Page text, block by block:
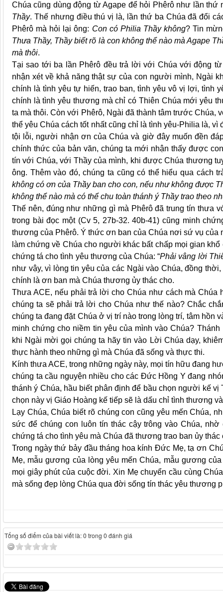
Chúa cũng dùng động từ Agape để hỏi Phêrô như lần
Thầy. Thế nhưng điều thú vị là, lần thứ ba Chúa đã đổi
Phêrô mà hỏi lại ông: Con có Philia Thầy không? Tin
Thưa Thầy, Thầy biết rõ là con không thể nào mà Agape
mà thôi.
Tại sao tới ba lần Phêrô đều trả lời với Chúa với động từ
nhận xét về khả năng thật sự của con người mình, Ngài
chính là tình yêu tự hiến, trao ban, tình yêu vô vị lợi, tình
chính là tình yêu thương mà chỉ có Thiên Chúa mới yêu
ta mà thôi. Còn với Phêrô, Ngài đã thành tâm trước Chúa,
thể yêu Chúa cách tốt nhất cũng chỉ là tình yêu-Philia là,
tội lỗi, người nhận ơn của Chúa và giờ đây muốn đền
chính thức của bản văn, chúng ta mới nhận thấy được
tín với Chúa, với Thầy của mình, khi được Chúa thương
ông. Thêm vào đó, chúng ta cũng có thể hiểu qua cách
không có ơn của Thầy ban cho con, nếu như không được
không thể nào mà có thể chu toàn thánh ý Thầy trao theo
Thế nên, đúng như những gì mà Phêrô đã trung tín thưa
trong bài đọc một (Cv 5, 27b-32. 40b-41) cũng minh
thương của Phêrô. Ý thức ơn ban của Chúa nơi sứ vụ của
làm chứng về Chúa cho người khác bất chấp mọi gian
chứng tá cho tình yêu thương của Chúa: “Phải vâng lời
như vậy, vì lòng tin yêu của các Ngài vào Chúa, đồng
chính là ơn ban mà Chúa thương ủy thác cho.
Thưa ACE, nếu phải trả lời cho Chúa như cách mà Chúa
chúng ta sẽ phải trả lời cho Chúa như thế nào? Chắc
chúng ta đang đặt Chúa ở vị trí nào trong lòng trí, tâm hồn
minh chứng cho niềm tin yêu của mình vào Chúa?
khi Ngài mời gọi chúng ta hãy tin vào Lời Chúa dạy,
thực hành theo những gì mà Chúa đã sống và thực thi.
Kính thưa ACE, trong những ngày này, mọi tín hữu đang
chúng ta cầu nguyện nhiều cho các Đức Hồng Y đang
thánh ý Chúa, hầu biết phân định để bầu chọn người kế
chọn này vị Giáo Hoàng kế tiếp sẽ là dấu chỉ tình thương
Lạy Chúa, Chúa biết rõ chúng con cũng yêu mến Chúa,
sức để chúng con luôn tín thác cậy trông vào Chúa,
chứng tá cho tình yêu mà Chúa đã thương trao ban ủy thác
Trong ngày thứ bảy đầu tháng hoa kính Đức Mẹ, tạ ơn
Mẹ, mẫu gương của lòng yêu mến Chúa, mẫu gương
mọi giây phút của cuộc đời. Xin Mẹ chuyển cầu cùng
mà sống đẹp lòng Chúa qua đời sống tín thác yêu thương
Tổng số điểm của bài viết là: 0 trong 0 đánh giá